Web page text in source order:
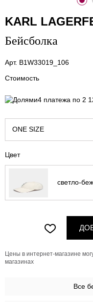
KARL
Бейсболка
Арт. B1W33019_106
Стоимость
4 платежа по 2
ONE SIZE
Цвет
светло-
Цены в интернет-магазине
магазинах
Все